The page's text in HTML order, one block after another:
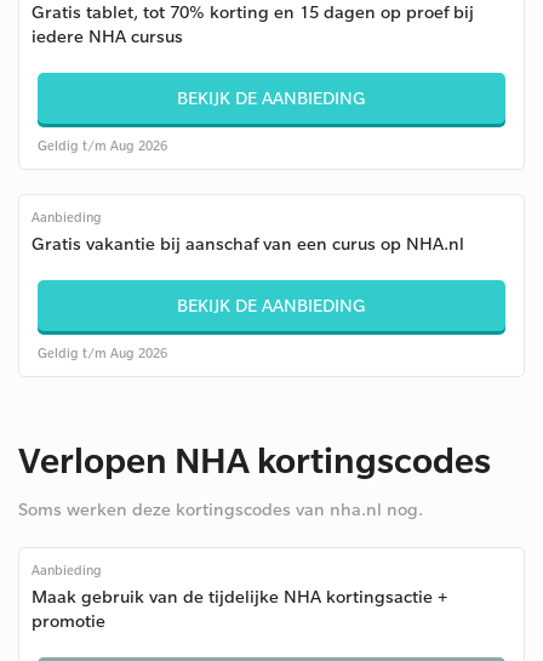
Gratis tablet, tot 70% korting en 15 dagen op proef bij
iedere NHA cursus
BEKIJK DE AANBIEDING
Geldig t/m Aug 2026
Aanbieding
Gratis vakantie bij aanschaf van een curus op NHA.nl
BEKIJK DE AANBIEDING
Geldig t/m Aug 2026
Verlopen NHA kortingscodes
Soms werken deze kortingscodes van nha.nl nog.
Aanbieding
Maak gebruik van de tijdelijke NHA kortingsactie +
promotie